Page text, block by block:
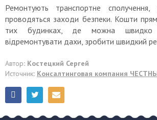
Ремонтують транспортне сполучення,
проводяться заходи безпеки. Кошти
тих будинках, де можна швидко
відремонтувати дахи, зробити швидкий
Автор: Костецкий Сергей
Источник: Консалтинговая компания